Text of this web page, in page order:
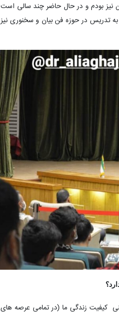
نیز بودم و در حال حاضر چند سالی است
تدریس در حوزه فن بیان و سخنوری نیز
کیفیت زندگی ما (در تمامی عرصه های